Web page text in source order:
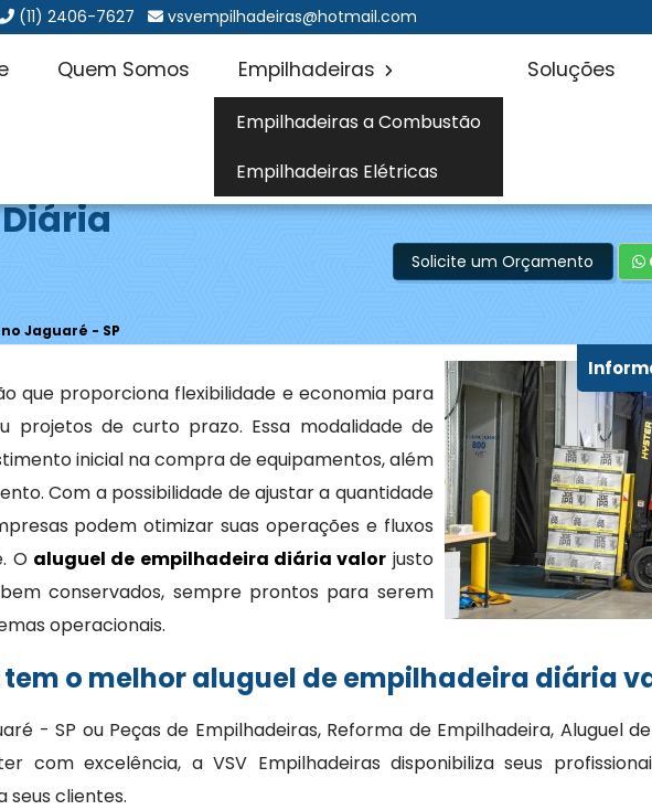
(11) 2406-7627 vsvempilhadeiras@hotmail.com
Quem Somos Empilhadeiras
Empilhadeiras a Combustão
Empilhadeiras Elétricas
Soluções
Jaguaré - SP
Solicite um Orçamento
que proporciona flexibilidade e economia para
projetos de curto prazo. Essa modalidade de
inicial na compra de equipamentos, além
Com a possibilidade de ajustar a quantidade
podem otimizar suas operações e fluxos
O aluguel de empilhadeira diária valor justo
conservados, sempre prontos para serem
operacionais.
tem o melhor aluguel de empilhadeira diária
- SP ou Peças de Empilhadeiras, Reforma de Empilhadeira, Aluguel
com excelência, a VSV Empilhadeiras disponibiliza seus
seus clientes.